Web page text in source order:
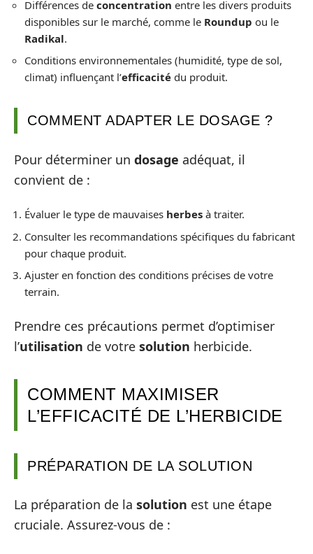
Différences de concentration entre les divers produits
disponibles sur le marché, comme le Roundup ou le
Radikal.
Conditions environnementales (humidité, type de sol,
climat) influençant l’efficacité du produit.
COMMENT ADAPTER LE DOSAGE ?
Pour déterminer un dosage adéquat, il
convient de :
Évaluer le type de mauvaises herbes à traiter.
Consulter les recommandations spécifiques du fabricant
pour chaque produit.
Ajuster en fonction des conditions précises de votre
terrain.
Prendre ces précautions permet d’optimiser
l’utilisation de votre solution herbicide.
COMMENT MAXIMISER
L’EFFICACITÉ DE L’HERBICIDE
PRÉPARATION DE LA SOLUTION
La préparation de la solution est une étape
cruciale. Assurez-vous de :